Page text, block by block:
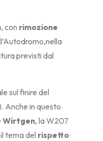
con rimozione
previsti dal
sul finire del
Anche in questo
Wirtgen, la W207
tema del rispetto